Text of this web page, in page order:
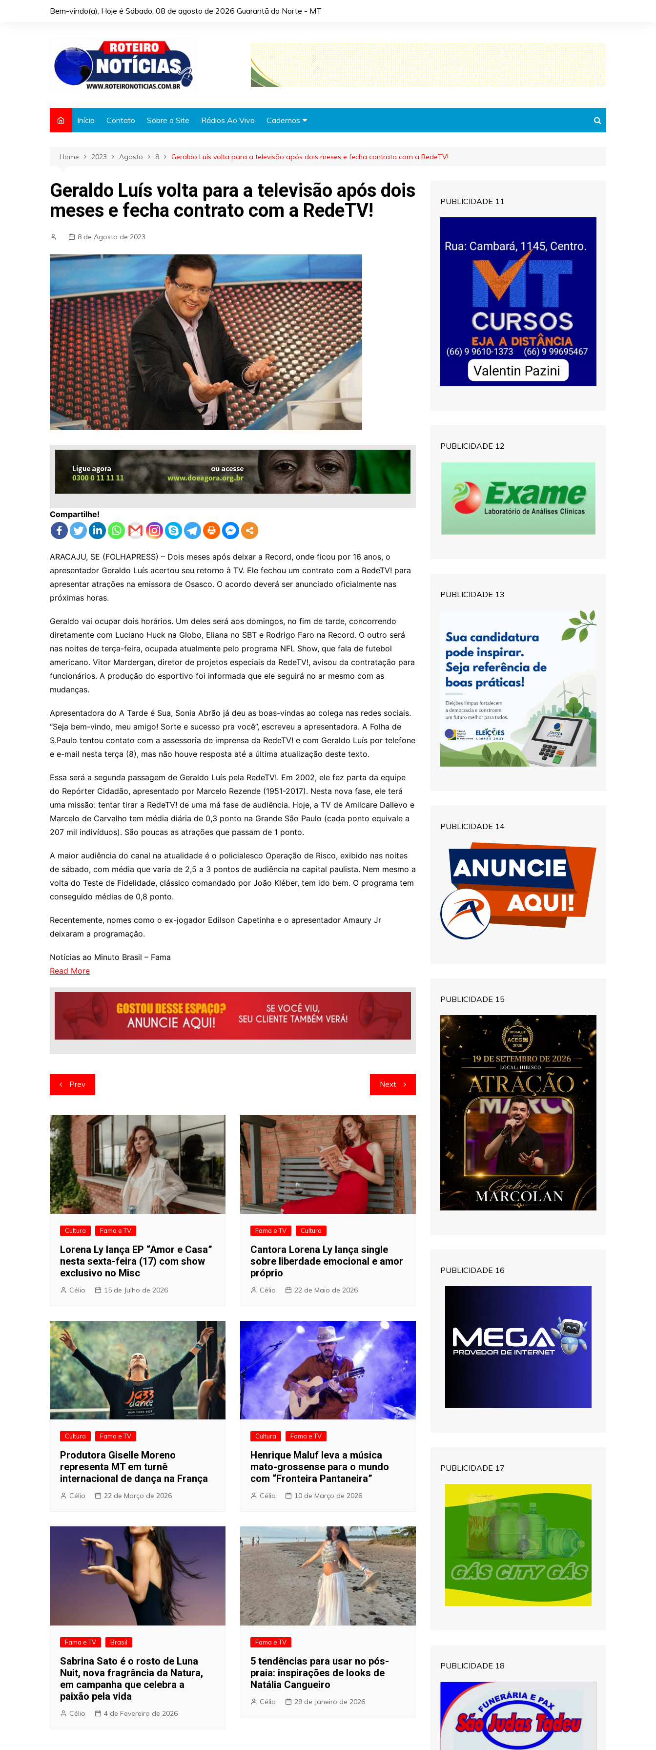
Bem-vindo(a). Hoje é Sábado, 08 de agosto de 2026 Guarantã do Norte - MT
Início Contato Sobre o Site Rádios Ao Vivo Cadernos
Automóveis
Cidades
Cultura
Fama e TV
Justiça
Mundo
Política
Saúde
Home 2023 Agosto 8 Geraldo Luís volta para a televisão após dois meses e fecha contrato com a RedeTV!
Geraldo Luís volta para a televisão após dois
meses e fecha contrato com a RedeTV!
8 de Agosto de 2023
Compartilhe!
ARACAJU, SE (FOLHAPRESS) – Dois meses após deixar a Record, onde ficou por 16 anos, o
apresentador Geraldo Luís acertou seu retorno à TV. Ele fechou um contrato com a RedeTV! para
apresentar atrações na emissora de Osasco. O acordo deverá ser anunciado oficialmente nas
próximas horas.
Geraldo vai ocupar dois horários. Um deles será aos domingos, no fim de tarde, concorrendo
diretamente com Luciano Huck na Globo, Eliana no SBT e Rodrigo Faro na Record. O outro será
nas noites de terça-feira, ocupada atualmente pelo programa NFL Show, que fala de futebol
americano. Vitor Mardergan, diretor de projetos especiais da RedeTV!, avisou da contratação para
funcionários. A produção do esportivo foi informada que ele seguirá no ar mesmo com as
mudanças.
Apresentadora do A Tarde é Sua, Sonia Abrão já deu as boas-vindas ao colega nas redes sociais.
“Seja bem-vindo, meu amigo! Sorte e sucesso pra você”, escreveu a apresentadora. A Folha de
S.Paulo tentou contato com a assessoria de imprensa da RedeTV! e com Geraldo Luís por telefone
e e-mail nesta terça (8), mas não houve resposta até a última atualização deste texto.
Essa será a segunda passagem de Geraldo Luís pela RedeTV!. Em 2002, ele fez parta da equipe
do Repórter Cidadão, apresentado por Marcelo Rezende (1951-2017). Nesta nova fase, ele terá
uma missão: tentar tirar a RedeTV! de uma má fase de audiência. Hoje, a TV de Amilcare Dallevo e
Marcelo de Carvalho tem média diária de 0,3 ponto na Grande São Paulo (cada ponto equivale a
207 mil indivíduos). São poucas as atrações que passam de 1 ponto.
A maior audiência do canal na atualidade é o policialesco Operação de Risco, exibido nas noites
de sábado, com média que varia de 2,5 a 3 pontos de audiência na capital paulista. Nem mesmo a
volta do Teste de Fidelidade, clássico comandado por João Kléber, tem ido bem. O programa tem
conseguido médias de 0,8 ponto.
Recentemente, nomes como o ex-jogador Edilson Capetinha e o apresentador Amaury Jr
deixaram a programação.
Notícias ao Minuto Brasil – Fama
Read More
Navegação
de
artigos
Prev Next
Cultura Fama e TV
Lorena Ly lança EP “Amor e Casa”
nesta sexta-feira (17) com show
exclusivo no Misc
Célio 15 de Julho de 2026
Fama e TV Cultura
Cantora Lorena Ly lança single
sobre liberdade emocional e amor
próprio
Célio 22 de Maio de 2026
Cultura Fama e TV
Produtora Giselle Moreno
representa MT em turnê
internacional de dança na França
Célio 22 de Março de 2026
Cultura Fama e TV
Henrique Maluf leva a música
mato-grossense para o mundo
com “Fronteira Pantaneira”
Célio 10 de Março de 2026
Fama e TV Brasil
Sabrina Sato é o rosto de Luna
Nuit, nova fragrância da Natura,
em campanha que celebra a
paixão pela vida
Célio 4 de Fevereiro de 2026
Fama e TV
5 tendências para usar no pós-
praia: inspirações de looks de
Natália Cangueiro
Célio 29 de Janeiro de 2026
PUBLICIDADE 11
PUBLICIDADE 12
PUBLICIDADE 13
PUBLICIDADE 14
PUBLICIDADE 15
PUBLICIDADE 16
PUBLICIDADE 17
PUBLICIDADE 18